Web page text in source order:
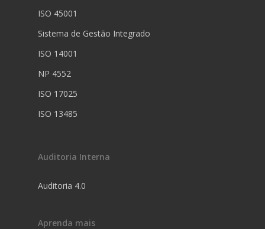
ISO 45001
Sistema de Gestão Integrado
ISO 14001
NP 4552
ISO 17025
ISO 13485
Auditoria Interna
Auditoria 4.0
Aprenda mais